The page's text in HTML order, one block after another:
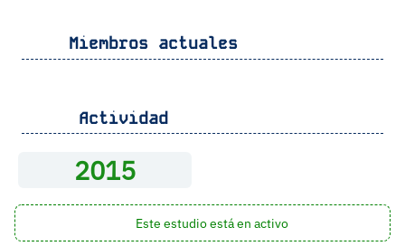
Miembros actuales
Actividad
2015
Este estudio está en activo